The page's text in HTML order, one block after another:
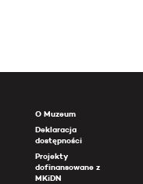
O Muzeum
Deklaracja
dostępności
Projekty
dofinansowane z
MKiDN